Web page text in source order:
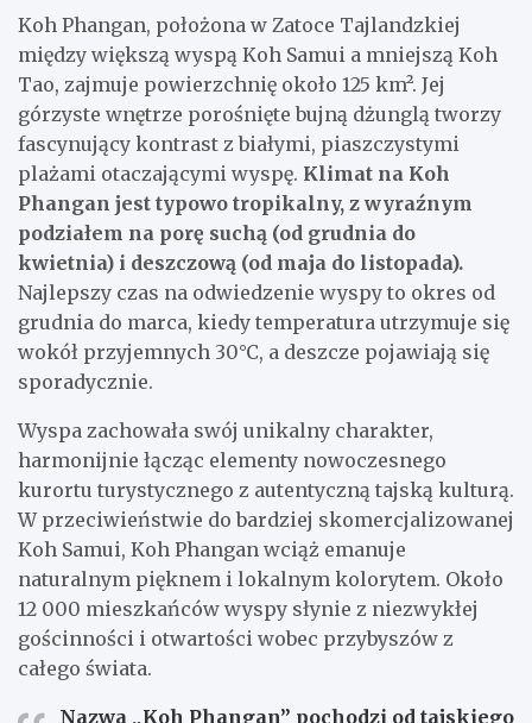
Koh Phangan, położona w Zatoce Tajlandzkiej
między większą wyspą Koh Samui a mniejszą Koh
Tao, zajmuje powierzchnię około 125 km². Jej
górzyste wnętrze porośnięte bujną dżunglą tworzy
fascynujący kontrast z białymi, piaszczystymi
plażami otaczającymi wyspę. Klimat na Koh
Phangan jest typowo tropikalny, z wyraźnym
podziałem na porę suchą (od grudnia do
kwietnia) i deszczową (od maja do listopada).
Najlepszy czas na odwiedzenie wyspy to okres od
grudnia do marca, kiedy temperatura utrzymuje się
wokół przyjemnych 30°C, a deszcze pojawiają się
sporadycznie.
Wyspa zachowała swój unikalny charakter,
harmonijnie łącząc elementy nowoczesnego
kurortu turystycznego z autentyczną tajską kulturą.
W przeciwieństwie do bardziej skomercjalizowanej
Koh Samui, Koh Phangan wciąż emanuje
naturalnym pięknem i lokalnym kolorytem. Około
12 000 mieszkańców wyspy słynie z niezwykłej
gościnności i otwartości wobec przybyszów z
całego świata.
Nazwa „Koh Phangan” pochodzi od tajskiego